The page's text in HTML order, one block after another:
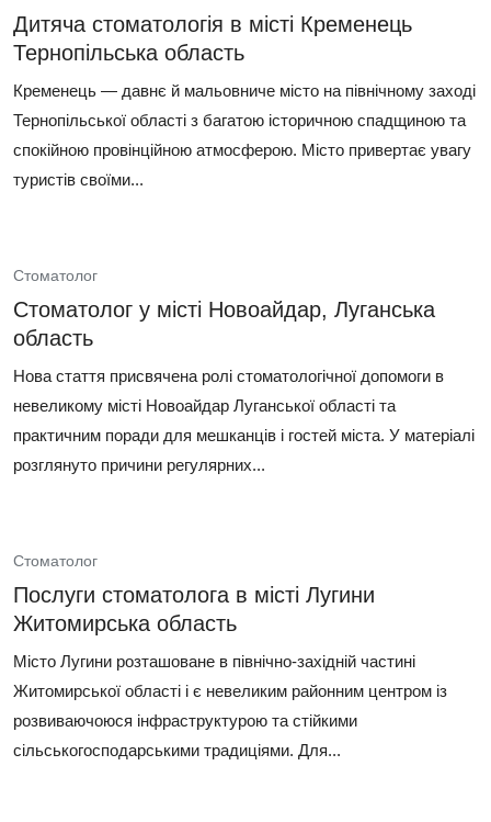
Дитяча стоматологія в місті Кременець
Тернопільська область
Кременець — давнє й мальовниче місто на північному заході
Тернопільської області з багатою історичною спадщиною та
спокійною провінційною атмосферою. Місто привертає увагу
туристів своїми...
Стоматолог
Стоматолог у місті Новоайдар, Луганська
область
Нова стаття присвячена ролі стоматологічної допомоги в
невеликому місті Новоайдар Луганської області та
практичним поради для мешканців і гостей міста. У матеріалі
розглянуто причини регулярних...
Стоматолог
Послуги стоматолога в місті Лугини
Житомирська область
Місто Лугини розташоване в північно-західній частині
Житомирської області і є невеликим районним центром із
розвиваючоюся інфраструктурою та стійкими
сільськогосподарськими традиціями. Для...